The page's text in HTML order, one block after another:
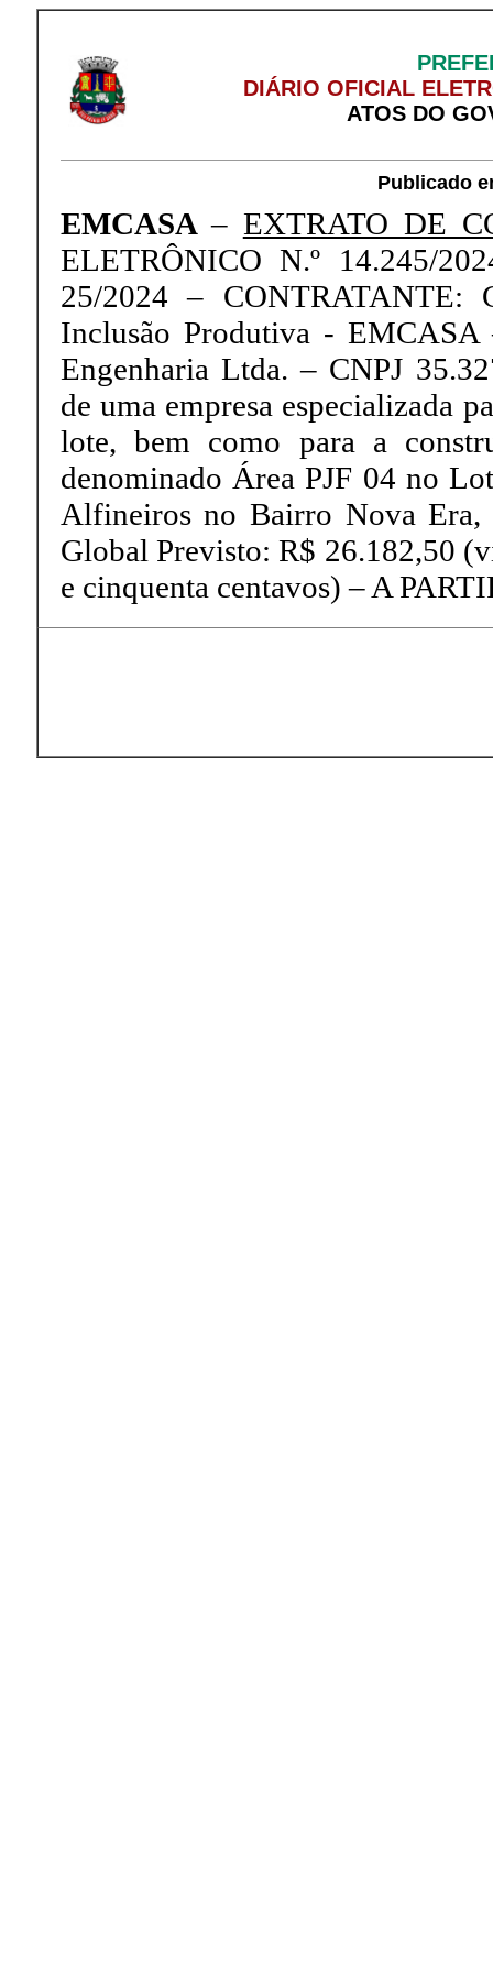
DIÁRIO OFICIAL
ATOS DO
Publicado
EMCASA– EXTRATO DE
ELETRÔNICO N.º 14.245/
25/2024 – CONTRATANTE:
Inclusão Produtiva -
Engenharia Ltda. – CNPJ
de uma empresa especializada
lote, bem como para a
denominado Área PJF 04 no
Alfineiros no Bairro Nova
Global Previsto: R$ 26.182,50
e cinquenta centavos) – A